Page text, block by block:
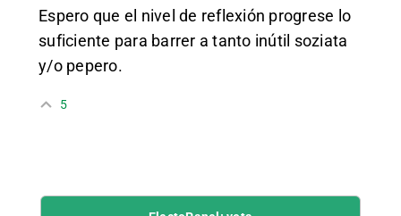
Espero que el nivel de reflexión progrese lo
suficiente para barrer a tanto inútil soziata
y/o pepero.
5